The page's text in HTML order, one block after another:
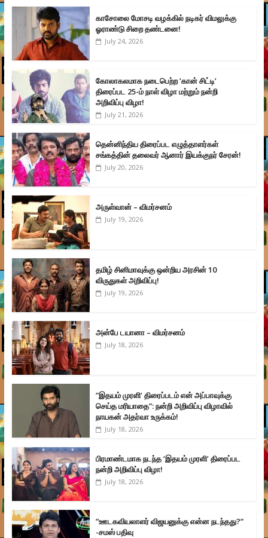
காசோலை மோசடி வழக்கில் நடிகர் விமலுக்கு
ஓராண்டு சிறை தண்டனை!
July 24, 2026
கோலாகலமாக நடைபெற்ற ‘கான் சிட்டி’
திரைப்பட 25-ம் நாள் விழா மற்றும் நன்றி
அறிவிப்பு விழா!
July 21, 2026
தென்னிந்திய திரைப்பட எழுத்தாளர்கள்
சங்கத்தின் தலைவர் ஆனார் இயக்குநர் சேரன்!
July 20, 2026
அருள்வான் – விமர்சனம்
July 19, 2026
தமிழ் சினிமாவுக்கு ஒன்றிய அரசின் 10
விருதுகள் அறிவிப்பு!
July 19, 2026
அன்பே டயானா – விமர்சனம்
July 18, 2026
”இதயம் முரளி’ திரைப்படம் என் அப்பாவுக்கு
செய்த மரியாதை”: நன்றி அறிவிப்பு விழாவில்
நாயகன் அதர்வா உருக்கம்!
July 18, 2026
பிரமாண்டமாக நடந்த ‘இதயம் முரளி’ திரைப்பட
நன்றி அறிவிப்பு விழா!
July 18, 2026
”ஊடகவியலாளர் விஜயனுக்கு என்ன நடந்தது?”
-சமஸ் பதிவு